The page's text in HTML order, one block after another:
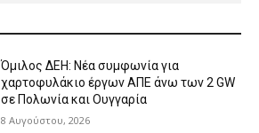
Όμιλος ΔΕΗ: Νέα συμφωνία για
χαρτοφυλάκιο έργων ΑΠΕ άνω των 2 GW
σε Πολωνία και Ουγγαρία
8 Αυγούστου, 2026